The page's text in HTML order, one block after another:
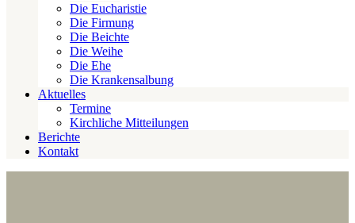
Die Eucharistie
Die Firmung
Die Beichte
Die Weihe
Die Ehe
Die Krankensalbung
Aktuelles
Termine
Kirchliche Mitteilungen
Berichte
Kontakt